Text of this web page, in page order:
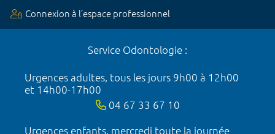
Connexion à l’espace professionnel
Service Odontologie :
Urgences adultes, tous les jours 9h00 à 12h00
et 14h00-17h00
04 67 33 67 10
Urgences enfants, mercredi toute la journée